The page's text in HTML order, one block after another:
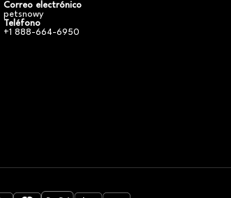
Correo electrónico
petsnowy
Teléfono
+1 888-664-6950